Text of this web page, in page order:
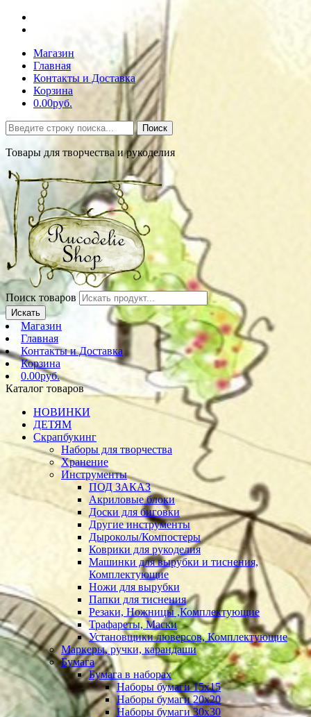
Магазин
Главная
Контакты и Доставка
Корзина
0.00руб.
Поиск
Товары для творчества и рукоделия
Поиск товаров
Искать
Магазин
Главная
Контакты и Доставка
Корзина
0.00руб.
Каталог товаров
НОВИНКИ
ДЕТЯМ
Скрапбукинг
Наборы для творчества
Хранение
Инструменты
ПОД ЗАКАЗ
Акриловые блоки
Доски для биговки
Другие инструменты
Дыроколы/Компостеры
Коврики для рукоделия
Машинки для вырубки и тиснения,
Комплектующие
Ножи для вырубки
Папки для тиснения
Резаки, Ножницы ,Комплектующие
Трафареты, Маски
Установщики люверсов, Комплектующие
Маркеры, ручки, карандаши
Бумага
Бумага в наборах
Наборы бумаги 15х15
Наборы бумаги 20х20
Наборы бумаги 30х30